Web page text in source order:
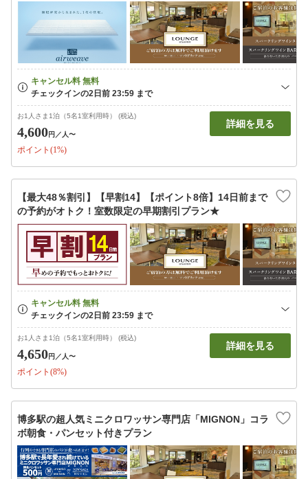
お1人さま1泊（5名1室利用時） (税込)
4,600円 ／人〜
ポイント(1%)
詳細を見る
【最大48％割引】【早割14】【ポイント8倍】14日前まで
の予約がオトク！室数限定の早期割引プラン★
お1人さま1泊（5名1室利用時） (税込)
4,650円 ／人〜
ポイント(8%)
詳細を見る
博多駅の超人気ミニクロワッサン専門店「MIGNON」コラ
ボ朝食・パンセット付きプラン